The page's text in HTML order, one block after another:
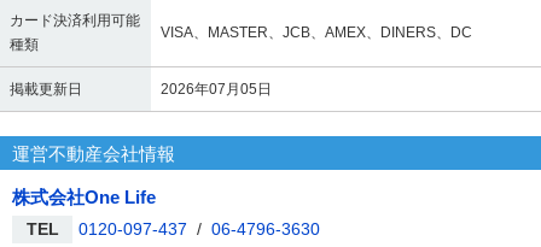
カード決済利用可能
種類
VISA、MASTER、JCB、AMEX、DINERS、DC
掲載更新日 2026年07月05日
運営不動産会社情報
株式会社One Life
TEL 0120-097-437 / 06-4796-3630